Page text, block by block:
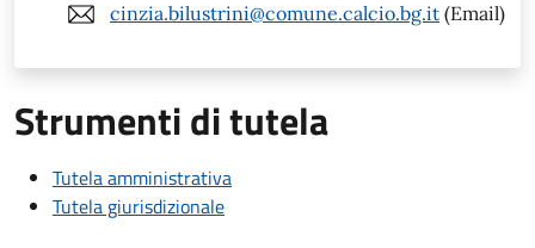
cinzia.bilustrini@comune.calcio.bg.it (Email)
Strumenti di tutela
Tutela amministrativa
Tutela giurisdizionale